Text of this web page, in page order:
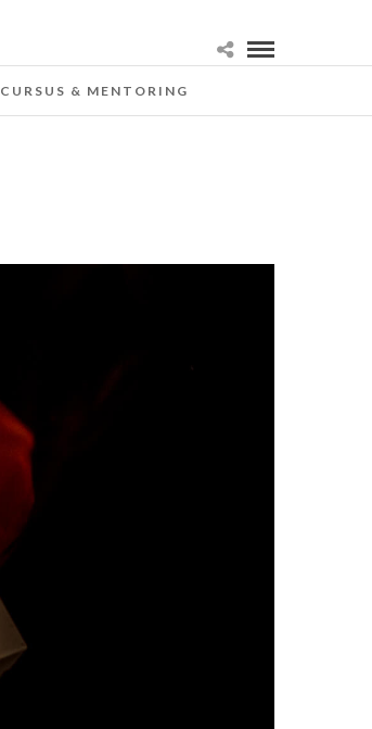
CURSUS & MENTORING